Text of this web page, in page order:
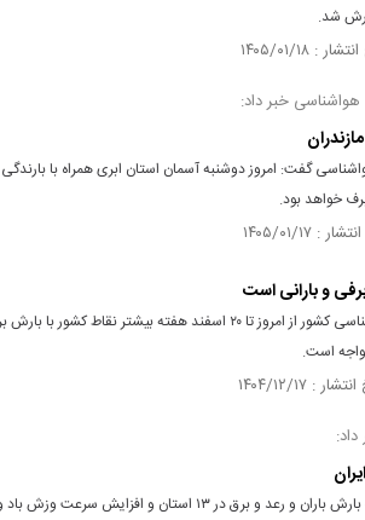
خبر داد:
گفت: امروز دوشنبه آسمان استان ابری همراه با
خواهد بود.
طبق پیش‌بینی سازمان هواشناسی کشور از امروز تا ۲۰ اسفند هفته بیشتر
است.
سازمان هواشناسی نسبت به بارش باران و رعد و برق در ۱۳ استان